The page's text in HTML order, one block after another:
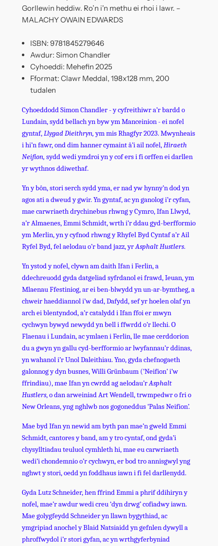
Gorllewin heddiw. Ro’n i'n methu ei rhoi i lawr. –
MALACHY OWAIN EDWARDS
ISBN: 9781845279646
Awdur: Simon Chandler
Cyhoeddi: Mehefin 2025
Fformat: Clawr Meddal, 198x128 mm, 200
tudalen
Cyhoeddodd Simon Chandler - y cyfreithiwr a’r bardd o
Lundain, sydd bellach yn byw ym Manceinion - ei nofel
gyntaf,Llygad Dieithryn,ym mis Rhagfyr 2023. Mwynheais
i hi’n fawr, ond dim hanner cymaint â’i ail nofel,Hiraeth
Neifion, sydd wedi ymdroi yn y cof ers i fi orffen ei darllen
yr wythnos ddiwethaf.
Yn y bôn, stori serch sydd yma, er nad yw hynny’n dod yn
agos ati a dweud y gwir. Yn gyntaf, ac yn ganolog i’r cyfan,
mae carwriaeth drychinebus rhwng y Cymro, Ifan Llwyd,
a’r Almaenes, Emmi Schmidt, wrth i’r ddau gyd-berfformio
ym Merlin, yn y cyfnod rhwng y Rhyfel Byd Cyntaf a’r Ail
Ryfel Byd, fel aelodau o’r band jazz, yrAsphalt Hustlers.
Yn ystod y nofel, clywn am daith Ifan i Ferlin, a
ddechreuodd gyda datgeliad syfrdanol ei frawd, Ieuan, ym
Mlaenau Ffestiniog, ar ei ben-blwydd yn un-ar-bymtheg, a
chweir haeddiannol i’w dad, Dafydd, sef yr hoelen olaf yn
arch ei blentyndod, a’r catalydd i Ifan ffoi er mwyn
cychwyn bywyd newydd yn bell i ffwrdd o’r llechi. O
Flaenau i Lundain, ac ymlaen i Ferlin, lle mae cerddorion
du a gwyn yn gallu cyd-berfformio ar lwyfannau’r ddinas,
yn wahanol i’r Unol Daleithiau. Yno, gyda chefnogaeth
galonnog y dyn busnes, Willi Grünbaum (‘Neifion’ i’w
ffrindiau), mae Ifan yn cwrdd ag aelodau’rAsphalt
Hustlers, o dan arweiniad Art Wendell, trwmpedwr o fri o
New Orleans, yng nghlwb nos gogoneddus ‘Palas Neifion’.
Mae byd Ifan yn newid am byth pan mae’n gweld Emmi
Schmidt, cantores y band, am y tro cyntaf, ond gyda’i
chysylltiadau teuluol cymhleth hi, mae eu carwriaeth
wedi’i chondemnio o’r cychwyn, er bod tro annisgwyl yng
nghwt y stori, oedd yn foddhaus iawn i fi fel darllenydd.
Gyda Lutz Schneider, hen ffrind Emmi a phrif ddihiryn y
nofel, mae’r awdur wedi creu ‘dyn drwg’ cofiadwy iawn.
Mae golygfeydd Schneider yn llawn bygythiad, ac
ymgripiad anochel y Blaid Natsiaidd yn gefnlen dywyll a
phroffwydol i’r stori gyfan, ac yn wrthgyferbyniad